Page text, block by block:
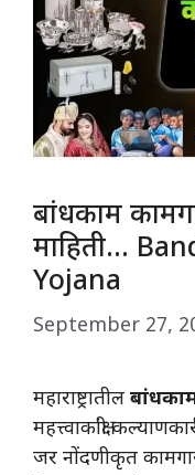
बांधकाम
माहिती…
Yojana
September 27,
महाराष्ट्रातील
महत्त्वाकांक्षी
जर नोंदणीकृत